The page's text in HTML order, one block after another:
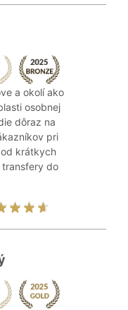
a okolí ako
osobnej
dôraz na
pri
krátkych
do